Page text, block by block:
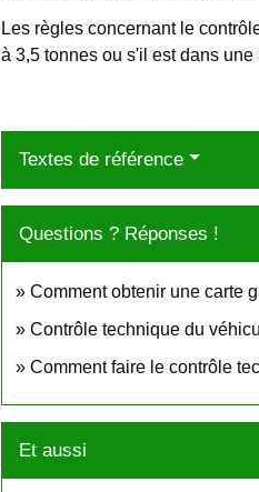
Les règles concernant le
à 3,5 tonnes ou s'il est dans une
Textes de référence
Questions ? Réponses !
Comment obtenir une carte
Contrôle technique du
Comment faire le contrôle
Et aussi